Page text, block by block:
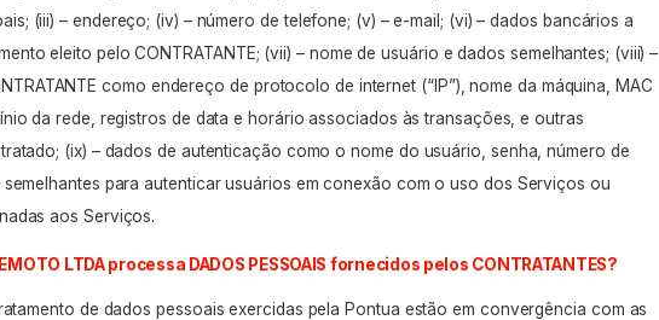
(iii) –endereço; (iv) – número de telefone; (v) – e-mail; (vi) –dados bancários a
eleito pelo CONTRATANTE; (vii) – nome de usuário e dados semelhantes; (viii) –
como endereço de protocolo de internet (“IP”), nome da máquina, MAC
da rede, registros de data e horário associados às transações, e outras
(ix) – dados de autenticação como o nome do usuário, senha, número de
para autenticar usuários em conexão com o uso dos Serviços ou
aos Serviços.
LTDA processa DADOS PESSOAIS fornecidos pelos CONTRATANTES?
de dados pessoais exercidas pela Pontua estão em convergência com as